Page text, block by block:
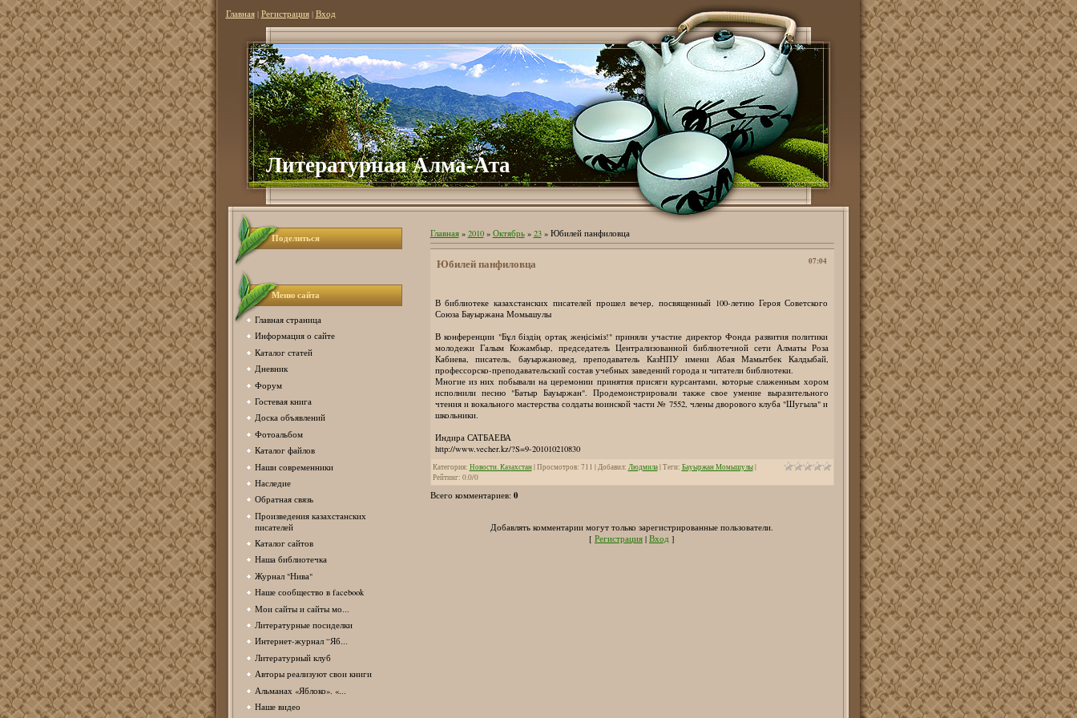
Главная| Регистрация| Вход
Литературная Алма-Ата
Поделиться
Меню сайта
Главная страница
Информация о сайте
Каталог статей
Дневник
Форум
Гостевая книга
Доска объявлений
Фотоальбом
Каталог файлов
Наши современники
Наследие
Обратная связь
Произведения казахстанских
писателей
Каталог сайтов
Наша библиотечка
Журнал "Нива"
Наше сообщество в facebook
Мои сайты и сайты мо...
Литературные посиделки
Интернет-журнал “Яб...
Литературный клуб
Авторы реализуют свои книги
Альманах «Яблоко». «...
Наше видео
Главная» 2010 » Октябрь » 23» Юбилей панфиловца
07:04
Юбилей панфиловца
В библиотеке казахстанских писателей прошел вечер, посвященный 100-летию Героя Советского
Союза Бауыржана Момышулы
В конференции "Бұл біздің ортақ жеңісіміз!" приняли участие директор Фонда развития политики
молодежи Галым Кожамбыр, председатель Централизованной библиотечной сети Алматы Роза
Кабиева, писатель, бауыржановед, преподаватель КазНПУ имени Абая Мамытбек Калдыбай,
профессорско-преподавательский состав учебных заведений города и читатели библиотеки.
Многие из них побывали на церемонии принятия присяги курсантами, которые слаженным хором
исполнили песню "Батыр Бауыржан". Продемонстрировали также свое умение выразительного
чтения и вокального мастерства солдаты воинской части № 7552, члены дворового клуба "Шугыла" и
школьники.
Индира САТБАЕВА
http://www.vecher.kz/?S=9-201010210830
Категория: Новости. Казахстан|Просмотров: 711 |Добавил: Людмила|Теги: Бауыржан Момышулы|
Рейтинг: 0.0/0
Всего комментариев: 0
Добавлять комментарии могут только зарегистрированные пользователи.
[ Регистрация | Вход ]